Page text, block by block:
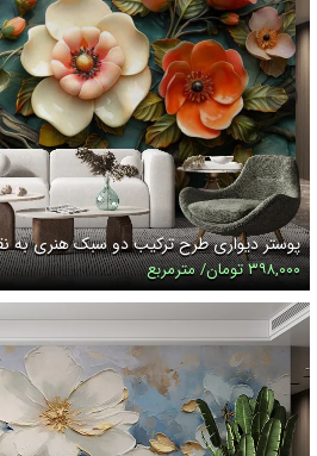
پوستر دیواری طرح ترکیب دو سبک هنری
۳۹۸,۰۰۰ تومان/ مترمربع